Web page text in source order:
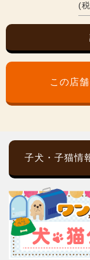
(
この店
子犬・子猫情